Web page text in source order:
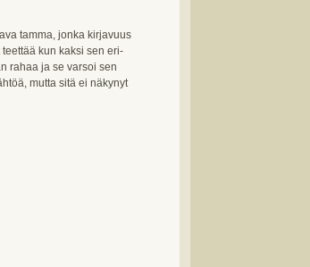
tamma, jonka kirjavuus
kun kaksi sen eri-
rahaa ja se varsoi sen
mutta sitä ei näkynyt